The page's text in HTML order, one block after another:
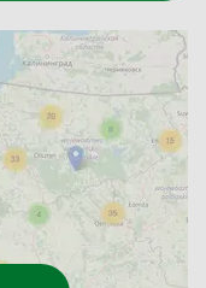
– godziny
można odbierać
czynna jest
są otwarte nieco
to, zanim
chcesz